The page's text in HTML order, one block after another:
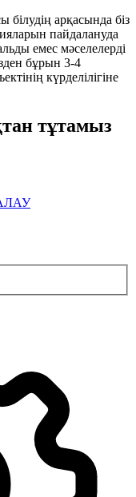
білудің арқасында біз
пайдалануда
емес мәселелерді
бұрын 3-4
күрделілігіне
тұтамыз